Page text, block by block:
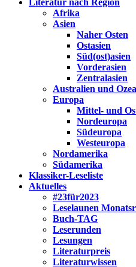
Literatur nach Region
Afrika
Asien
Naher Osten
Ostasien
Süd(ost)asien
Vorderasien
Zentralasien
Australien und
Europa
Mittel- und
Nordeuropa
Südeuropa
Westeuropa
Nordamerika
Südamerika
Klassiker-Leseliste
Aktuelles
#23für2023
Leselaunen
Buch-TAG
Leserunden
Lesungen
Literaturpreis
Literaturwissen